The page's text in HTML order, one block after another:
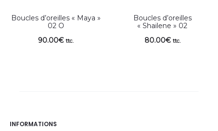
Boucles d’oreilles « Maya »
02 O
90.00€ ttc.
Boucles d’oreilles
« Shailene » 02
80.00€ ttc.
INFORMATIONS